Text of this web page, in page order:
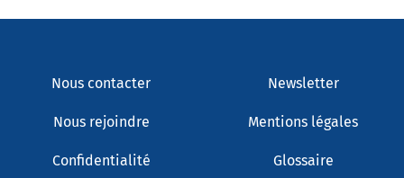
Nous contacter Newsletter
Nous rejoindre Mentions légales
Confidentialité Glossaire